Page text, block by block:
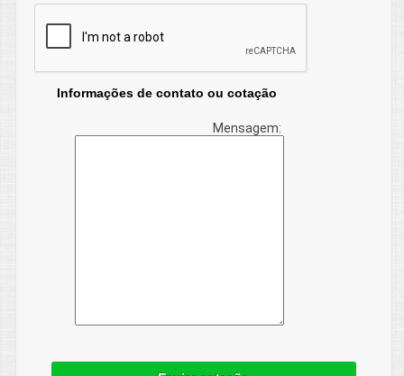
Informações de contato ou cotação
Mensagem: